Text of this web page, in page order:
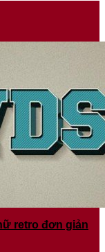
retro đơn giản